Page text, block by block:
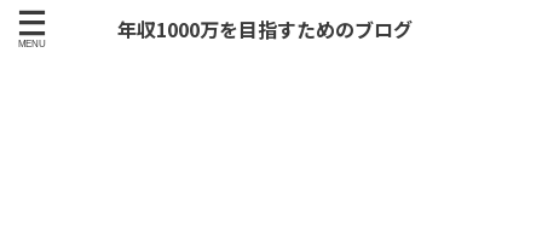
年収1000万を目指すためのブログ